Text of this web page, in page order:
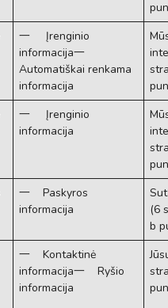
一 Įrenginio
informacija一
Automatiškai renkama
informacija
一 Įrenginio
informacija
一 Paskyros
informacija
(6
b
一 Kontaktinė
informacija一 Ryšio
informacija